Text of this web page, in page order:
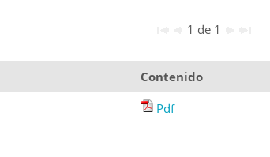
1 de 1
Contenido
Pdf